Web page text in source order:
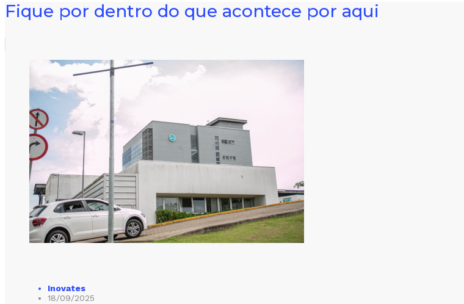
Fique por dentro do que acontece por aqui
Inovates
18/09/2025